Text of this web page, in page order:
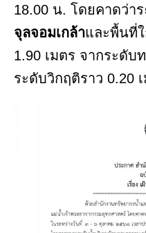
18.00 น. โดยคาดว่า
จุลจอมเกล้าและพื้นที่ใ
1.90 เมตร จากระดับ
ระดับวิกฤติราว 0.20